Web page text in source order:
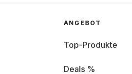
ANGEBOT
Top-Produkte
Deals %